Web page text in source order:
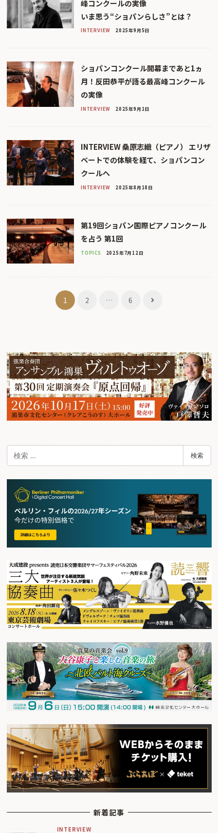
峰コンクールの実像
いま思う“ショパンらしさ”とは？
INTERVIEW 2025年9月5日
ショパンコンクール開幕まであと1ヵ
月！反田恭平が語る最高峰コンクール
の実像
INTERVIEW 2025年9月1日
INTERVIEW 桑原志織（ピアノ） エリザ
ベートでの体験を経て、ショパンコン
クールへ
INTERVIEW 2025年8月18日
第19回ショパン国際ピアノコンクール
を占う 第1回
TOPICS 2025年7月12日
ゲ
ー
シ
ョ
ン
1 2 … 6
検索
新着記事
INTERVIEW